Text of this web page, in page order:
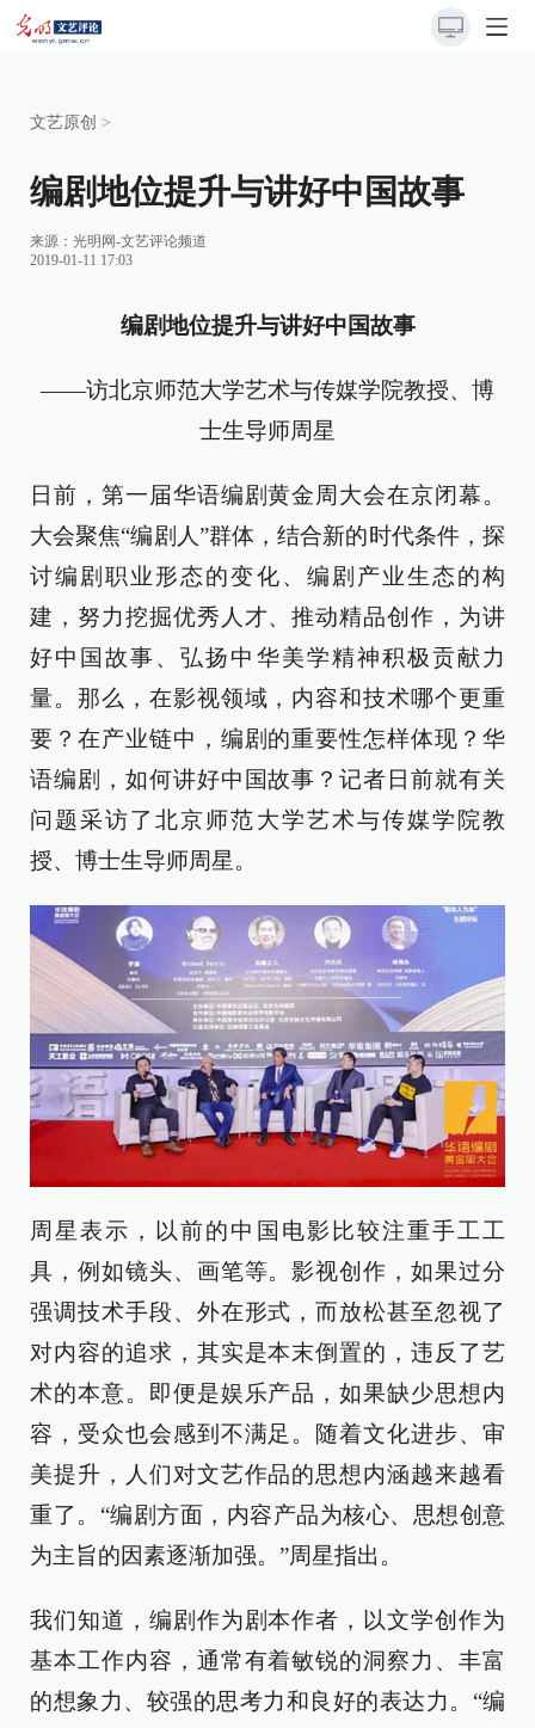
文艺原创 >
编剧地位提升与讲好中国故事
来源： 光明网-文艺评论频道
2019-01-11 17:03
编剧地位提升与讲好中国故事
——访北京师范大学艺术与传媒学院教授、博
士生导师周星
日前，第一届华语编剧黄金周大会在京闭幕。
大会聚焦“编剧人”群体，结合新的时代条件，探
讨编剧职业形态的变化、编剧产业生态的构
建，努力挖掘优秀人才、推动精品创作，为讲
好中国故事、弘扬中华美学精神积极贡献力
量。那么，在影视领域，内容和技术哪个更重
要？在产业链中，编剧的重要性怎样体现？华
语编剧，如何讲好中国故事？记者日前就有关
问题采访了北京师范大学艺术与传媒学院教
授、博士生导师周星。
周星表示，以前的中国电影比较注重手工工
具，例如镜头、画笔等。影视创作，如果过分
强调技术手段、外在形式，而放松甚至忽视了
对内容的追求，其实是本末倒置的，违反了艺
术的本意。即便是娱乐产品，如果缺少思想内
容，受众也会感到不满足。随着文化进步、审
美提升，人们对文艺作品的思想内涵越来越看
重了。“编剧方面，内容产品为核心、思想创意
为主旨的因素逐渐加强。”周星指出。
我们知道，编剧作为剧本作者，以文学创作为
基本工作内容，通常有着敏锐的洞察力、丰富
的想象力、较强的思考力和良好的表达力。“编